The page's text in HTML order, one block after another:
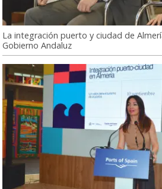
La integración puerto y ciudad de
Gobierno Andaluz